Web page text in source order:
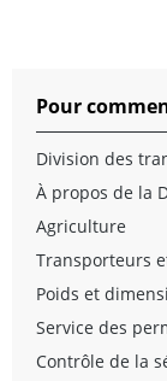
Pour
Division des
À propos de la
Agriculture
Transporteurs
Poids et
Service des
Contrôle de la